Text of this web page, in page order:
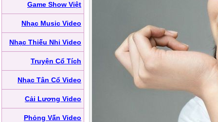
Game Show Việt
Nhạc Music Video
Nhạc Thiếu Nhi Video
Truyện Cổ Tích
Nhạc Tân Cổ Video
Cải Lương Video
Phỏng Vấn Video